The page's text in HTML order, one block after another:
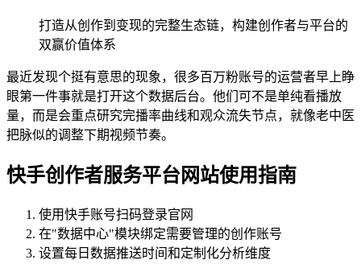
打造从创作到变现的完整生态链，构建创作者与平台的
双赢价值体系
最近发现个挺有意思的现象，很多百万粉账号的运营者早上睁
眼第一件事就是打开这个数据后台。他们可不是单纯看播放
量，而是会重点研究完播率曲线和观众流失节点，就像老中医
把脉似的调整下期视频节奏。
快手创作者服务平台网站使用指南
使用快手账号扫码登录官网
在"数据中心"模块绑定需要管理的创作账号
设置每日数据推送时间和定制化分析维度